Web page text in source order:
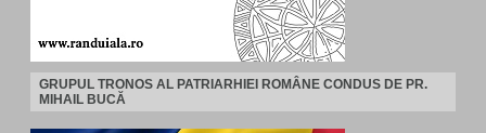
GRUPUL TRONOS AL PATRIARHIEI ROMÂNE CONDUS DE PR.
MIHAIL BUCĂ